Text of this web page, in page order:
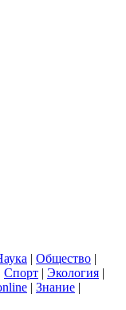
| Общество |
Спорт | Экология |
| Знание |